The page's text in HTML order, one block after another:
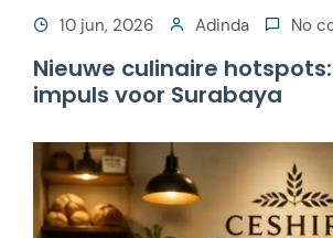
10 jun, 2026 Adinda No
Nieuwe culinaire
impuls voor Surabaya